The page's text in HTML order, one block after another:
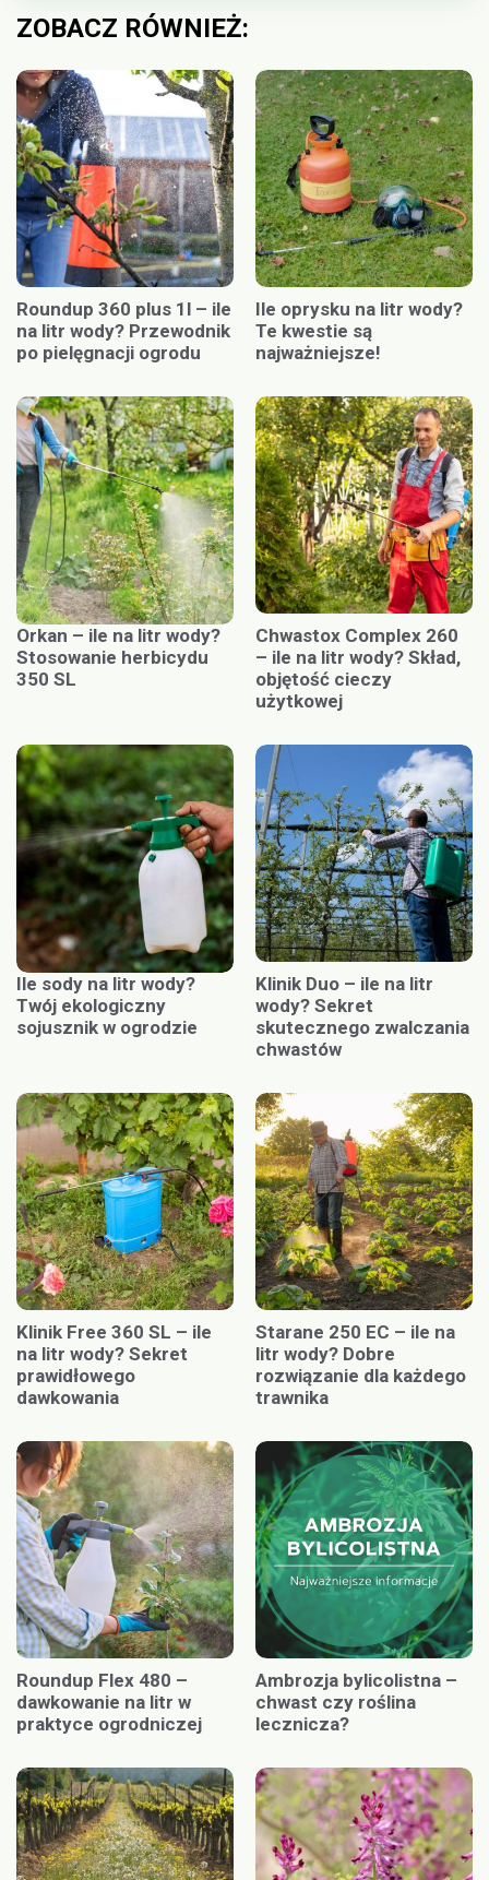
ZOBACZ RÓWNIEŻ:
Roundup 360 plus 1l – ile
na litr wody? Przewodnik
po pielęgnacji ogrodu
Ile oprysku na litr wody?
Te kwestie są
najważniejsze!
Orkan – ile na litr wody?
Stosowanie herbicydu
350 SL
Chwastox Complex 260
– ile na litr wody? Skład,
objętość cieczy
użytkowej
Ile sody na litr wody?
Twój ekologiczny
sojusznik w ogrodzie
Klinik Duo – ile na litr
wody? Sekret
skutecznego zwalczania
chwastów
Klinik Free 360 SL – ile
na litr wody? Sekret
prawidłowego
dawkowania
Starane 250 EC – ile na
litr wody? Dobre
rozwiązanie dla każdego
trawnika
Roundup Flex 480 –
dawkowanie na litr w
praktyce ogrodniczej
Ambrozja bylicolistna –
chwast czy roślina
lecznicza?